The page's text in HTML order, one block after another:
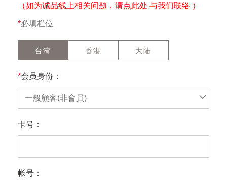
（如为诚品线上相关问题，请点此处 与我们联络 ）
*必填栏位
台湾 香港 大陆
*会员身份：
一般顧客(非會員)
卡号：
帐号：